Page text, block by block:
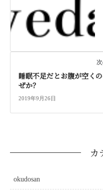
睡眠不足だとお腹が空く
ぜか？
2019年9月26日
カ
okudosan